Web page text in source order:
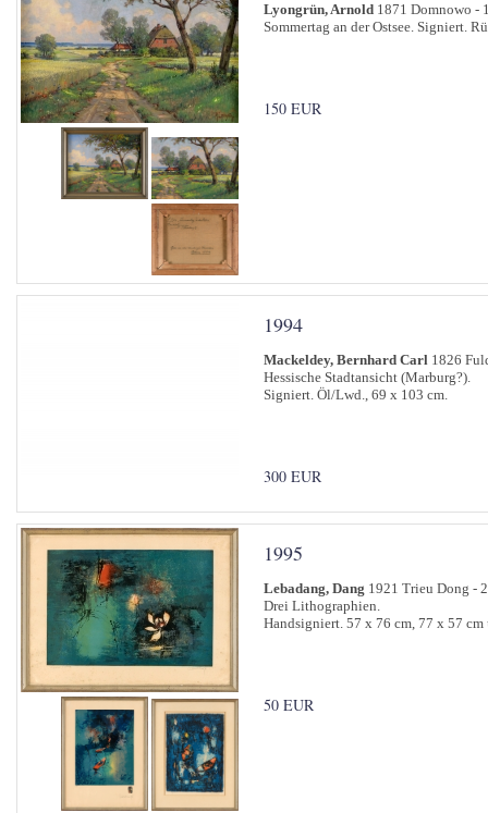
Lyongrün, Arnold 1871 Domnowo -
Sommertag an der Ostsee. Signiert.
150 EUR
1994
Mackeldey, Bernhard Carl 1826
Hessische Stadtansicht (Marburg?).
Signiert. Öl/Lwd., 69 x 103 cm.
300 EUR
1995
Lebadang, Dang 1921 Trieu Dong -
Drei Lithographien.
Handsigniert. 57 x 76 cm, 77 x 57
50 EUR